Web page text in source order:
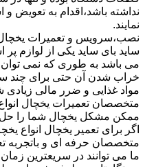
نداشته باشد،اقدام به تعویض
نمایند.
نصب،سرویس و تعمیرات یخچال
ساید بای ساید یکی از لوازم
می باشد به طوری که نمی توان
خراب شدن آن حتی برای چند
مواد غذایی و ضرر مالی زیادی
متخصصان تعمیرات یخچال
ممکن مشکل یخچال شما را حل
اگر برای تعمیر یخچال انواع
متخصصان حرفه ای و باتجربه
ما می توانند در سریعترین